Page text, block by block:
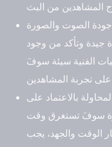
الصوت والصورة
جيدة وتأكد من وجود
الفنية سيئة سوفَ
بالاعتماد على
سوفَ تستغرق وقت
الوقت والجهد، يجب